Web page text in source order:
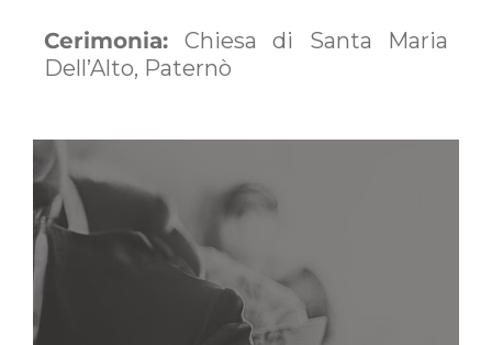
Cerimonia: Chiesa di Santa Maria
Dell’Alto, Paternò